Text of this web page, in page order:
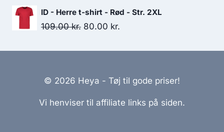
price
was:
price
ID - Herre t-shirt - Rød - Str. 2XL
109.00kr. Original
80.00 kr.
© 2026 Heya - Tøj til gode priser!
Vi henviser til affiliate links på siden.